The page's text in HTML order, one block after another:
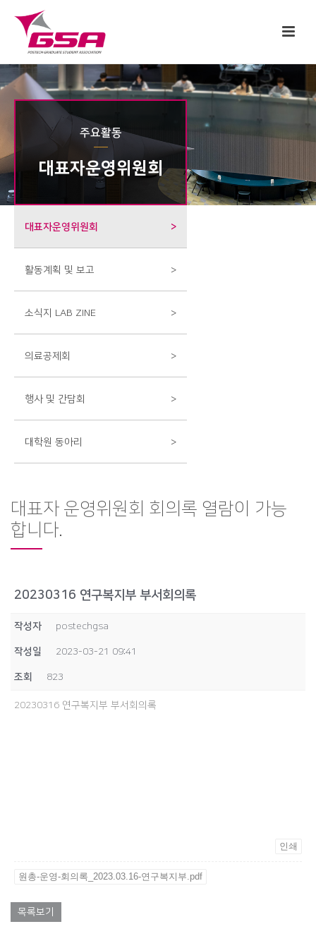
주요활동
대표자운영위원회
대표자운영위원회 >
활동계획 및 보고 >
소식지 LAB ZINE >
의료공제회 >
행사 및 간담회 >
대학원 동아리 >
대표자 운영위원회 회의록 열람이 가능
합니다.
20230316 연구복지부 부서회의록
작성자 postechgsa
작성일 2023-03-21 09:41
조회 823
20230316 연구복지부 부서회의록
인쇄
원총-운영-회의록_2023.03.16-연구복지부.pdf
목록보기